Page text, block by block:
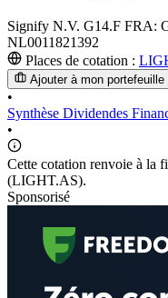
Signify N.V. G14.F FRA:
NL0011821392
Places de cotation :
Ajouter à mon portefeuille
•
Synthèse Dividendes
•
Cette cotation renvoie à la
(LIGHT.AS).
Sponsorisé